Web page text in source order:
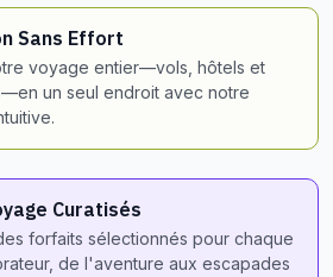
Sans Effort
voyage entier—vols, hôtels et
un seul endroit avec notre
Curatisés
forfaits sélectionnés pour chaque
de l'aventure aux escapades